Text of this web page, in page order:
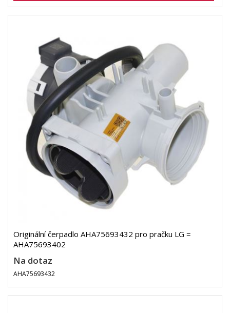
Originální čerpadlo AHA75693432 pro pračku LG =
AHA75693402
Na dotaz
AHA75693432